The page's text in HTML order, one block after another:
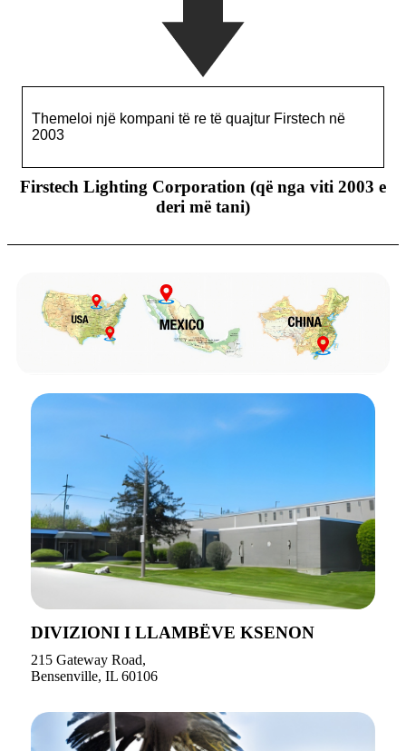
Themeloi një kompani të re të quajtur Firstech në
2003
Firstech Lighting Corporation (që nga viti 2003 e
deri më tani)
DIVIZIONI I LLAMBËVE KSENON
215 Gateway Road,
Bensenville, IL 60106